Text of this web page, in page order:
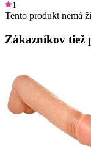
1
Tento produkt nemá
Zákazníkov tiež